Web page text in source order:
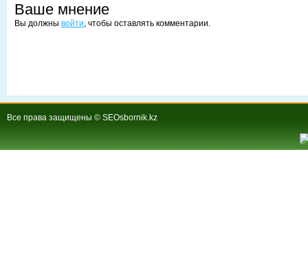
Ваше мнение
Вы должны войти, чтобы оставлять комментарии.
Все права защищены © SEOsbornik.kz